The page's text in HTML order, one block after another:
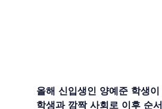
올해 신입생인 양예준 학생
학생과 깜짝 사회로 이후 순